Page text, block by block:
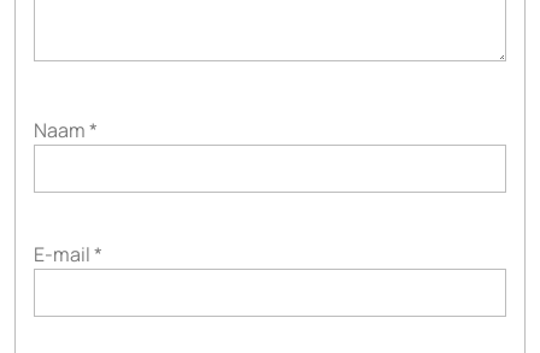
Naam*
E-mail*